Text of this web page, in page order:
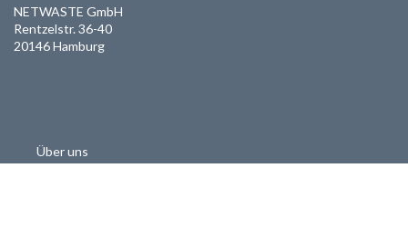
NETWASTE GmbH
Rentzelstr. 36-40
20146 Hamburg
Über uns